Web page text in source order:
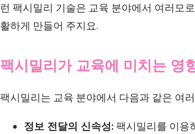
런 팩시밀리 기술은 교육 분야에서 여러모
활하게 만들어 주지요.
팩시밀리가 교육에 미치는 영
팩시밀리는 교육 분야에서 다음과 같은 여
정보 전달의 신속성: 팩시밀리를 이용